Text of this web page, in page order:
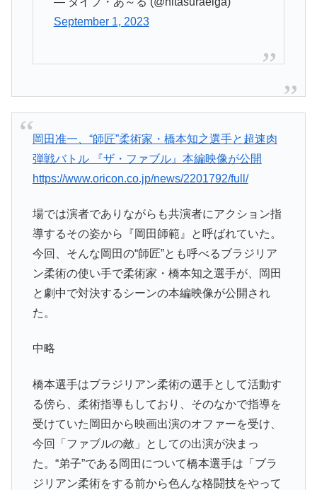
September 1, 2023
岡田准一、“師匠”柔術家・橋本知之選手と超速肉
弾戦バトル 『ザ・ファブル』本編映像が公開
https://www.oricon.co.jp/news/2201792/full/
場では演者でありながらも共演者にアクション指
導するその姿から『岡田師範』と呼ばれていた。
今回、そんな岡田の“師匠”とも呼べるブラジリア
ン柔術の使い手で柔術家・橋本知之選手が、岡田
と劇中で対決するシーンの本編映像が公開され
た。
中略
橋本選手はブラジリアン柔術の選手として活動す
る傍ら、柔術指導もしており、そのなかで指導を
受けていた岡田から映画出演のオファーを受け、
今回「ファブルの敵」としての出演が決まっ
た。“弟子”である岡田について橋本選手は「ブラ
ジリアン柔術をする前から色んな格闘技をやって